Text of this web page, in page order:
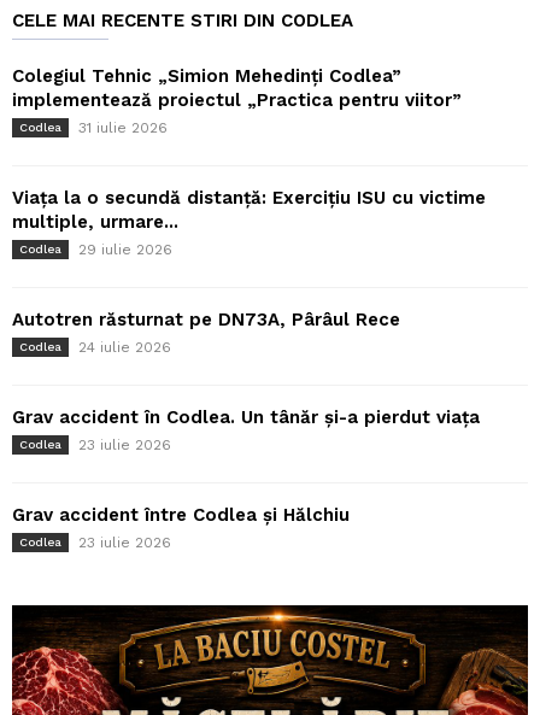
CELE MAI RECENTE STIRI DIN CODLEA
Colegiul Tehnic „Simion Mehedinți Codlea”
implementează proiectul „Practica pentru viitor”
Codlea 31 iulie 2026
Viața la o secundă distanță: Exercițiu ISU cu victime
multiple, urmare...
Codlea 29 iulie 2026
Autotren răsturnat pe DN73A, Pârâul Rece
Codlea 24 iulie 2026
Grav accident în Codlea. Un tânăr și-a pierdut viața
Codlea 23 iulie 2026
Grav accident între Codlea și Hălchiu
Codlea 23 iulie 2026